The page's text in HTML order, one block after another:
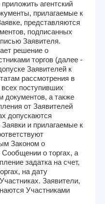
агентский
прилагаемые к
представляются
подписанных
Заявителя.
решение о
торгов (далее -
Заявителей к
рассмотрения в
поступивших
документов, а также
от Заявителей
допускаются
и прилагаемые к
Законом о
о торгах, а
задатка на счет,
на дату
Заявители,
Участниками